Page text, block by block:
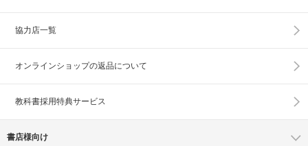
協力店一覧
オンラインショップの返品について
教科書採用特典サービス
書店様向け